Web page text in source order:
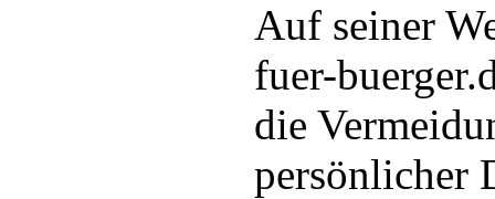
Auf seiner
fuer-
die
persönlicher